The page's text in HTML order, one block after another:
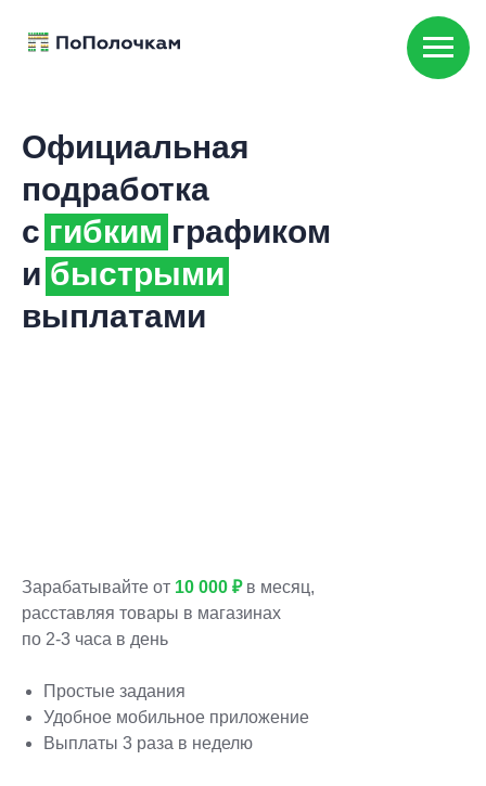
Официальная
подработка
с гибким графиком
и быстрыми
выплатами
Зарабатывайте от 10 000 ₽в месяц,
расставляя товары в магазинах
по 2-3 часа в день
Простые задания
Удобное мобильное приложение
Выплаты 3 раза в неделю